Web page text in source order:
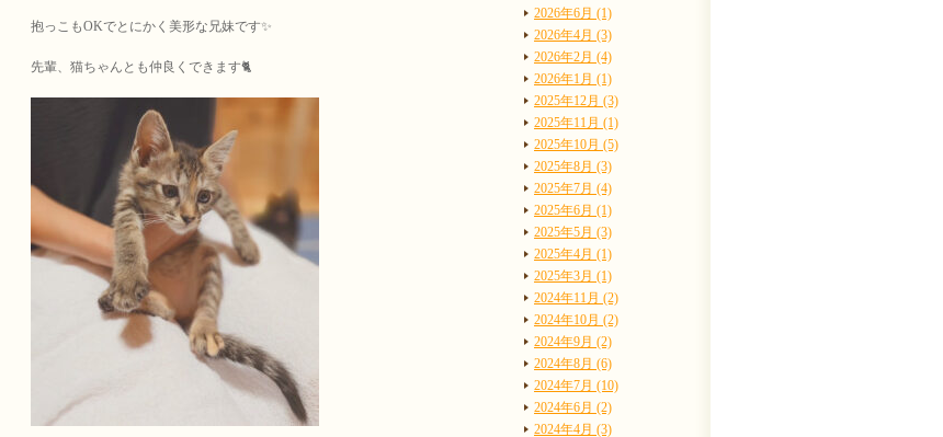
抱っこもOKでとにかく美形な兄妹です✨
先輩、猫ちゃんとも仲良くできます🐈
2026年6月 (1)
2026年4月 (3)
2026年2月 (4)
2026年1月 (1)
2025年12月 (3)
2025年11月 (1)
2025年10月 (5)
2025年8月 (3)
2025年7月 (4)
2025年6月 (1)
2025年5月 (3)
2025年4月 (1)
2025年3月 (1)
2024年11月 (2)
2024年10月 (2)
2024年9月 (2)
2024年8月 (6)
2024年7月 (10)
2024年6月 (2)
2024年4月 (3)